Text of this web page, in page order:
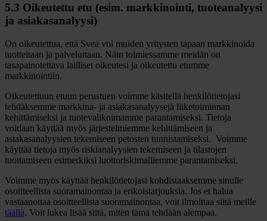
5.3 Oikeutettu etu (esim. markkinointi, tuoteanalyysi
ja asiakasanalyysi)
On oikeutettua, että Svea voi muiden yritysten tapaan markkinoida
tuotteitaan ja palveluitaan. Näin toimiessamme meidän on
tasapainotettava lailliset oikeutesi ja oikeutettu etumme
markkinointiin.
Oikeutettuun etuun perustuen voimme käsitellä henkilötietojasi
tehdäksemme markkina- ja asiakasanalyysejä liiketoiminnan
kehittämiseksi ja tuotevalikoimamme parantamiseksi. Tietoja
voidaan käyttää myös järjestelmiemme kehittämiseen ja
asiakasanalyysien tekemiseen petosten tunnistamiseksi. Voimme
käyttää tietoja myös riskianalyysien tekemiseen ja tilastojen
tuottamiseen esimerkiksi luottoriskimalliemme parantamiseksi.
Voimme myös käyttää henkilötietojasi kohdistaaksemme sinulle
osoitteellista suoramainontaa ja erikoistarjouksia. Jos et halua
vastaanottaa osoitteellista suoramainontaa, voit ilmoittaa siitä meille
täällä. Voit lukea lisää siitä, miten tämä tehdään alempaa.